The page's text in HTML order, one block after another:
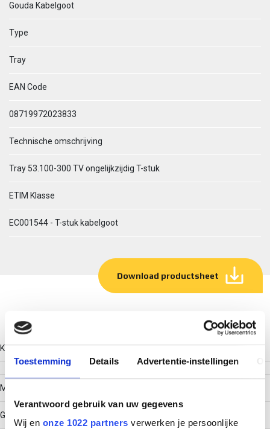
Toestemming Details Advertentie-instellingen
Verantwoord gebruik van uw gegevens
Wij en onze 1022 partners verwerken je persoonlijke
Gouda Kabelgoot
Type
Tray
EAN Code
08719972023833
Technische omschrijving
Tray 53.100-300 TV ongelijkzijdig T-stuk
ETIM Klasse
EC001544 - T-stuk kabelgoot
Download productsheet
Technische gegevens
Kleur
Model
Geïntegreerde verbinder